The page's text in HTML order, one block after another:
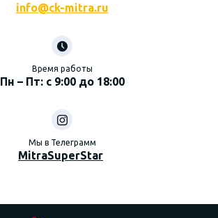
info@ck-mitra.ru
Время работы
Пн – Пт: с 9:00 до 18:00
Мы в Телеграмм
MitraSuperStar